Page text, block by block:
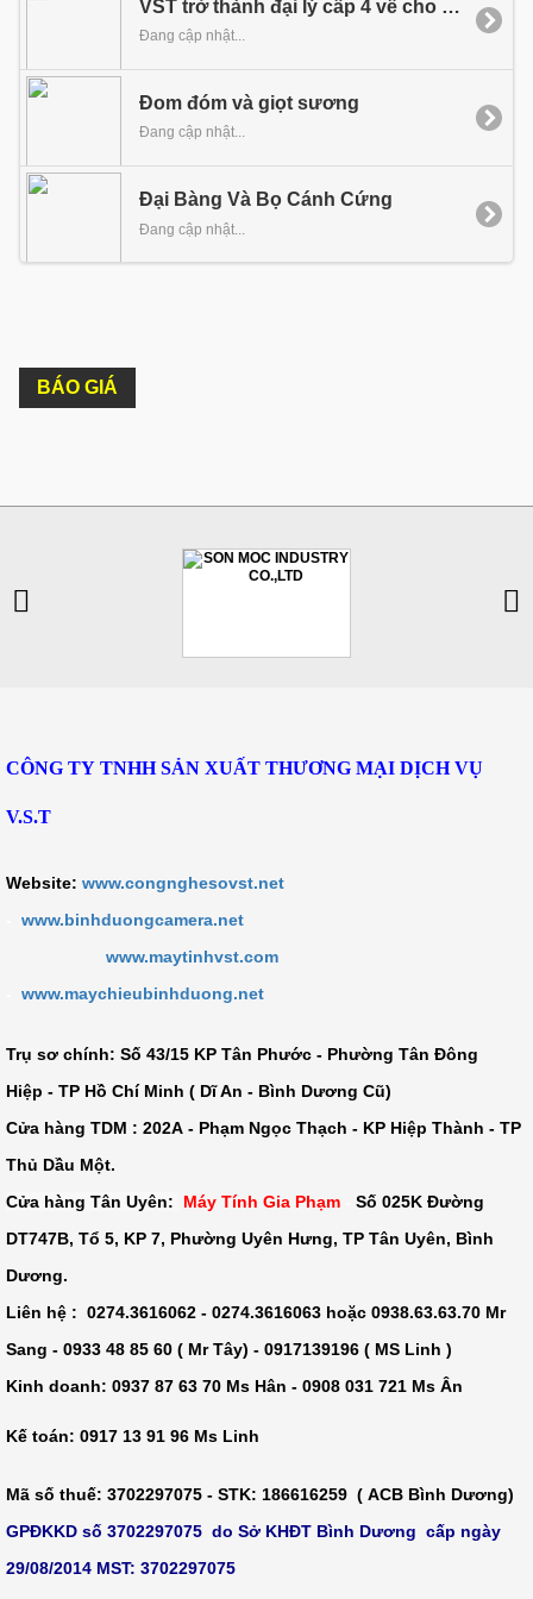
VST trở thành đại lý cấp 4 về cho thuê tên miền của PA Việt Nam tại Bình Dương
Đang cập nhật...
Đom đóm và giọt sương
Đang cập nhật...
Đại Bàng Và Bọ Cánh Cứng
Đang cập nhật...
BÁO GIÁ
CÔNG TY TNHH SẢN XUẤT THƯƠNG MẠI DỊCH VỤ
V.S.T
Website: www.congnghesovst.net
www.binhduongcamera.net
www.maytinhvst.com
www.maychieubinhduong.net
Trụ sơ chính: Số 43/15 KP Tân Phước - Phường Tân Đông
Hiệp - TP Hồ Chí Minh ( Dĩ An - Bình Dương Cũ)
Cửa hàng TDM : 202A - Phạm Ngọc Thạch - KP Hiệp Thành - TP
Thủ Dầu Một.
Cửa hàng Tân Uyên:
Máy Tính Gia Phạm
Số 025K Đường
DT747B, Tổ 5, KP 7, Phường Uyên Hưng, TP Tân Uyên, Bình
Dương.
Liên hệ : 0274.3616062 - 0274.3616063 hoặc 0938.63.63.70 Mr
Sang - 0933 48 85 60 ( Mr Tây) - 0917139196 ( MS Linh )
Kinh doanh: 0937 87 63 70 Ms Hân - 0908 031 721 Ms Ân
Kế toán: 0917 13 91 96 Ms Linh
Mã số thuế: 3702297075 - STK: 186616259 ( ACB Bình Dương)
GPĐKKD số 3702297075 do Sở KHĐT Bình Dương cấp ngày
29/08/2014 MST: 3702297075